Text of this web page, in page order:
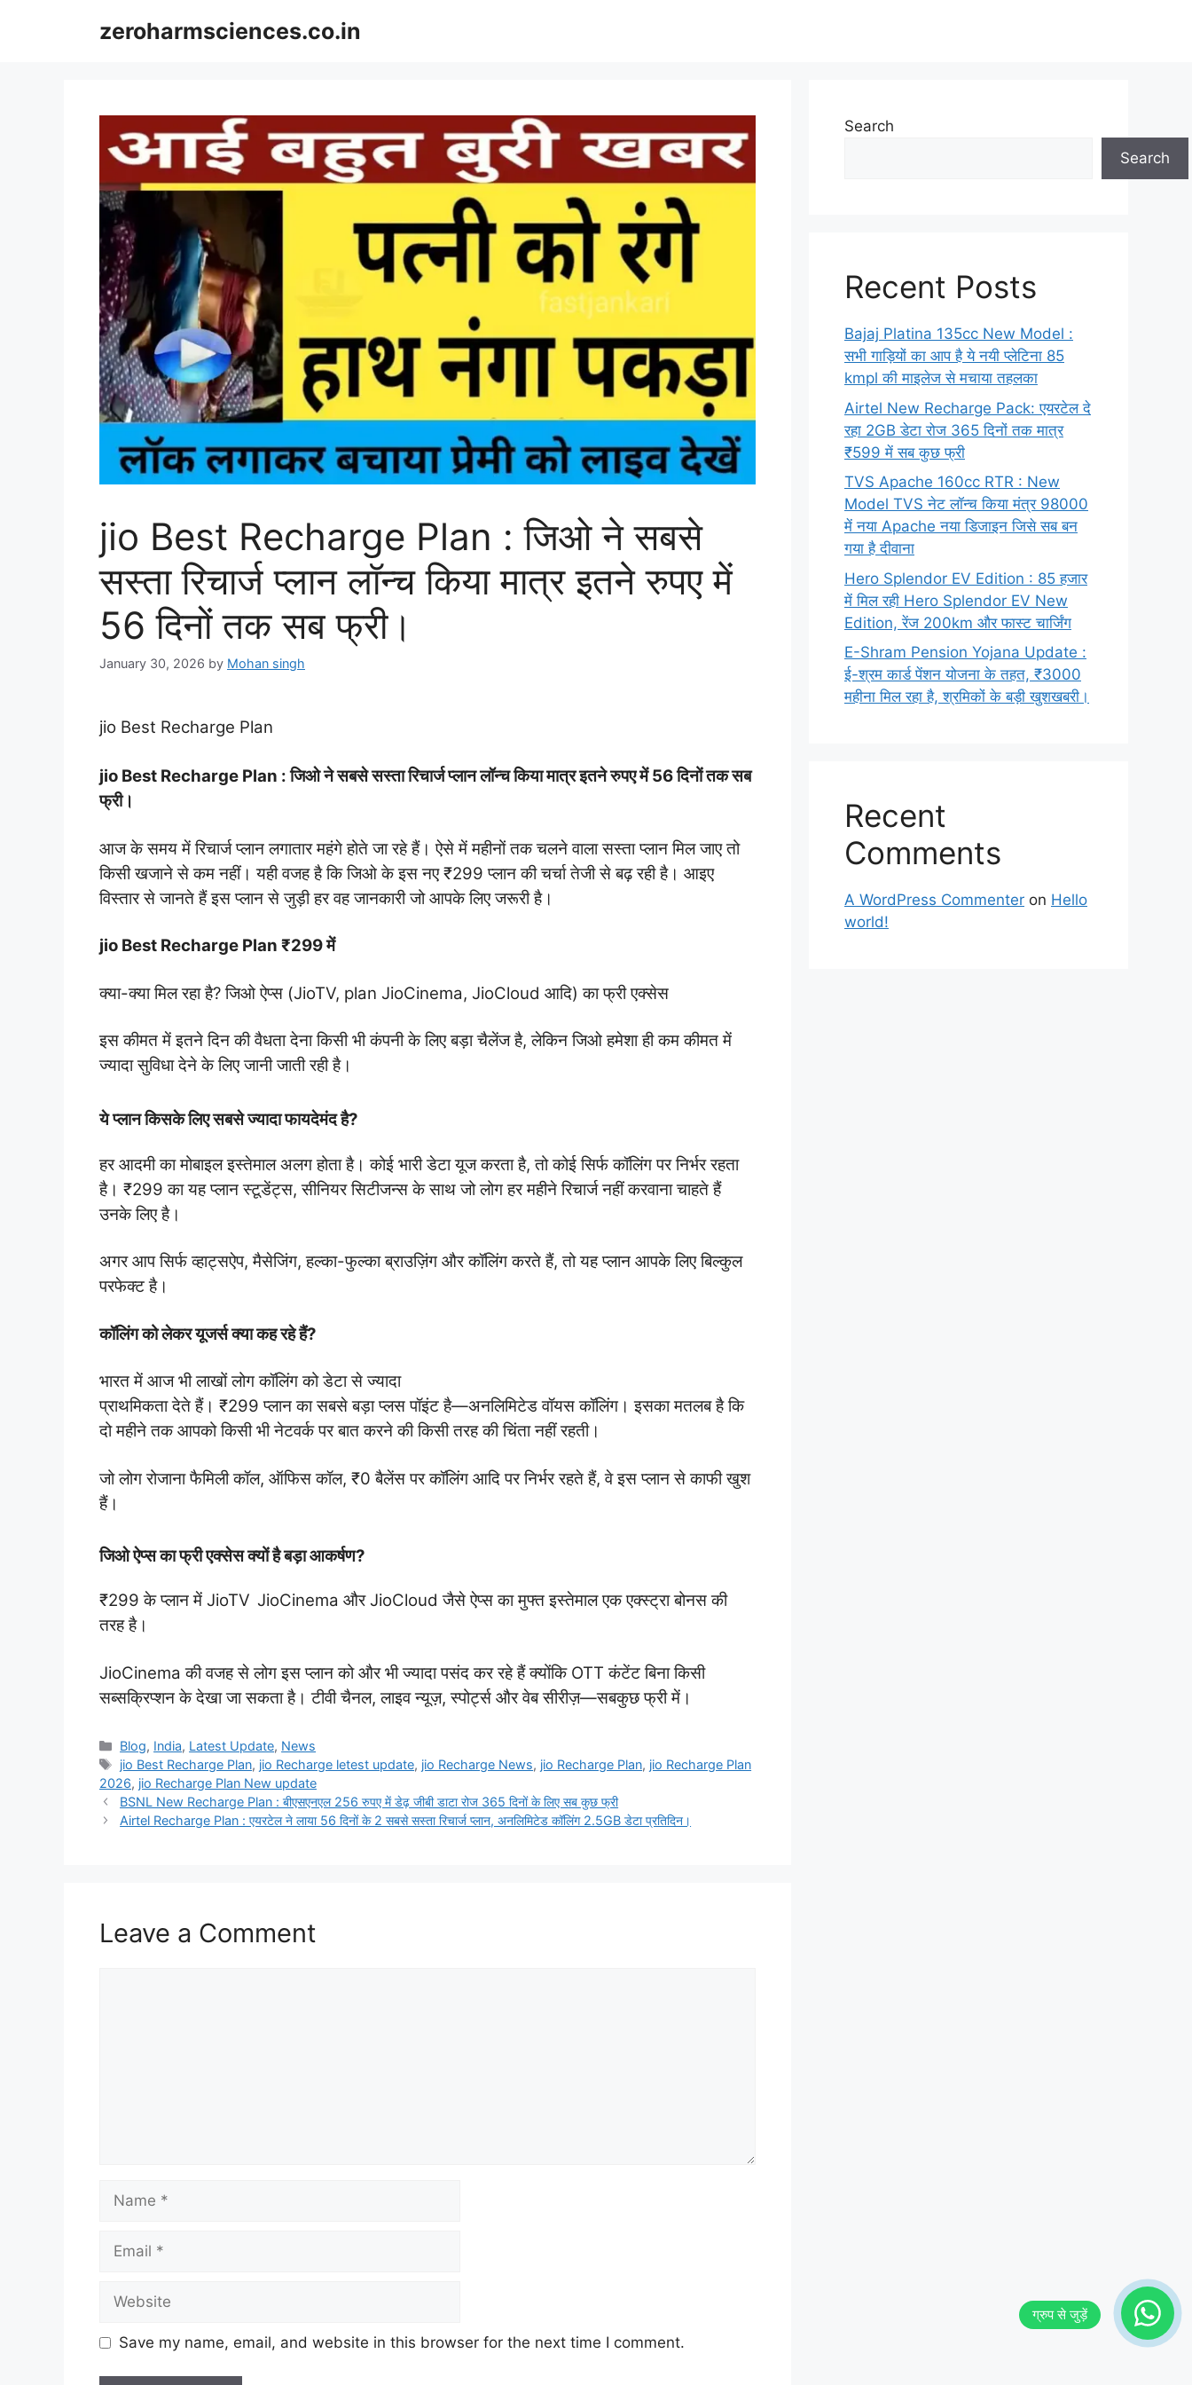
zeroharmsciences.co.in
jio Best Recharge Plan : जिओ ने सबसे
सस्ता रिचार्ज प्लान लॉन्च किया मात्र इतने रुपए में
56 दिनों तक सब फ्री।
January 30, 2026 by Mohan singh
jio Best Recharge Plan
jio Best Recharge Plan : जिओ ने सबसे सस्ता रिचार्ज प्लान लॉन्च किया मात्र इतने रुपए में 56 दिनों तक सब
फ्री।
आज के समय में रिचार्ज प्लान लगातार महंगे होते जा रहे हैं। ऐसे में महीनों तक चलने वाला सस्ता प्लान मिल जाए तो
किसी खजाने से कम नहीं। यही वजह है कि जिओ के इस नए ₹299 प्लान की चर्चा तेजी से बढ़ रही है। आइए
विस्तार से जानते हैं इस प्लान से जुड़ी हर वह जानकारी जो आपके लिए जरूरी है।
jio Best Recharge Plan ₹299 में
क्या-क्या मिल रहा है? जिओ ऐप्स (JioTV, plan JioCinema, JioCloud आदि) का फ्री एक्सेस
इस कीमत में इतने दिन की वैधता देना किसी भी कंपनी के लिए बड़ा चैलेंज है, लेकिन जिओ हमेशा ही कम कीमत में
ज्यादा सुविधा देने के लिए जानी जाती रही है।
ये प्लान किसके लिए सबसे ज्यादा फायदेमंद है?
हर आदमी का मोबाइल इस्तेमाल अलग होता है। कोई भारी डेटा यूज करता है, तो कोई सिर्फ कॉलिंग पर निर्भर रहता
है। ₹299 का यह प्लान स्टूडेंट्स, सीनियर सिटीजन्स के साथ जो लोग हर महीने रिचार्ज नहीं करवाना चाहते हैं
उनके लिए है।
अगर आप सिर्फ व्हाट्सऐप, मैसेजिंग, हल्का-फुल्का ब्राउज़िंग और कॉलिंग करते हैं, तो यह प्लान आपके लिए बिल्कुल
परफेक्ट है।
कॉलिंग को लेकर यूजर्स क्या कह रहे हैं?
भारत में आज भी लाखों लोग कॉलिंग को डेटा से ज्यादा
प्राथमिकता देते हैं। ₹299 प्लान का सबसे बड़ा प्लस पॉइंट है—अनलिमिटेड वॉयस कॉलिंग। इसका मतलब है कि
दो महीने तक आपको किसी भी नेटवर्क पर बात करने की किसी तरह की चिंता नहीं रहती।
जो लोग रोजाना फैमिली कॉल, ऑफिस कॉल, ₹0 बैलेंस पर कॉलिंग आदि पर निर्भर रहते हैं, वे इस प्लान से काफी खुश
हैं।
जिओ ऐप्स का फ्री एक्सेस क्यों है बड़ा आकर्षण?
₹299 के प्लान में JioTV, JioCinema और JioCloud जैसे ऐप्स का मुफ्त इस्तेमाल एक एक्स्ट्रा बोनस की
तरह है।
JioCinema की वजह से लोग इस प्लान को और भी ज्यादा पसंद कर रहे हैं क्योंकि OTT कंटेंट बिना किसी
सब्सक्रिप्शन के देखा जा सकता है। टीवी चैनल, लाइव न्यूज़, स्पोर्ट्स और वेब सीरीज़—सबकुछ फ्री में।
Categories
Blog, India, Latest Update, News
Tags
jio Best Recharge Plan, jio Recharge letest update, jio Recharge News, jio Recharge Plan, jio Recharge Plan
2026, jio Recharge Plan New update
BSNL New Recharge Plan : बीएसएनएल 256 रुपए में डेढ़ जीबी डाटा रोज 365 दिनों के लिए सब कुछ फ्री
Airtel Recharge Plan : एयरटेल ने लाया 56 दिनों के 2 सबसे सस्ता रिचार्ज प्लान, अनलिमिटेड कॉलिंग 2.5GB डेटा प्रतिदिन।
Leave a Comment
Save my name, email, and website in this browser for the next time I comment.
Search
Search
Recent Posts
Bajaj Platina 135cc New Model :
सभी गाड़ियों का आप है ये नयी प्लेटिना 85
kmpl की माइलेज से मचाया तहलका
Airtel New Recharge Pack: एयरटेल दे
रहा 2GB डेटा रोज 365 दिनों तक मात्र
₹599 में सब कुछ फ्री
TVS Apache 160cc RTR : New
Model TVS नेट लॉन्च किया मंत्र 98000
में नया Apache नया डिजाइन जिसे सब बन
गया है दीवाना
Hero Splendor EV Edition : 85 हजार
में मिल रही Hero Splendor EV New
Edition, रेंज 200km और फास्ट चार्जिंग
E-Shram Pension Yojana Update :
ई-श्रम कार्ड पेंशन योजना के तहत, ₹3000
महीना मिल रहा है, श्रमिकों के बड़ी खुशखबरी।
Recent
Comments
A WordPress Commenter on Hello
world!